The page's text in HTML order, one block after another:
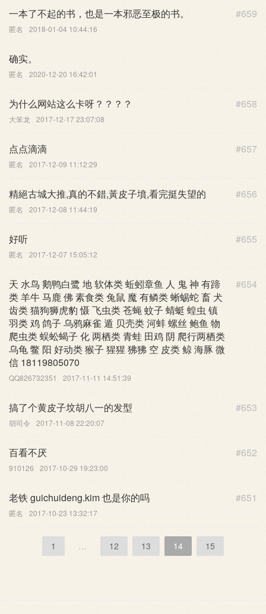
#659
一本了不起的书，也是一本邪恶至极的书。
匿名 2018-01-04 10:44:16
确实。
匿名 2020-12-20 16:42:01
#658
为什么网站这么卡呀？？？？
大笨龙 2017-12-17 23:07:08
#657
点点滴滴
匿名 2017-12-09 11:12:29
#656
精絕古城大推,真的不錯,黃皮子墳,看完挺失望的
匿名 2017-12-08 11:44:19
#655
好听
匿名 2017-12-07 15:05:12
#654
天 水鸟 鹅鸭白鹭 地 软体类 蚯蚓章鱼 人 鬼 神 有蹄
类 羊牛 马鹿 佛 素食类 兔鼠 魔 有鳞类 蜥蜴蛇 畜 犬
齿类 猫狗狮虎豹 慑 飞虫类 苍蝇 蚊子 蜻蜓 蝗虫 镇
羽类 鸡 鸽子 乌鸦麻雀 遁 贝壳类 河蚌 螺丝 鲍鱼 物
爬虫类 蜈蚣蝎子 化 两栖类 青蛙 田鸡 阴 爬行两栖类
乌龟 鳖 阳 好动类 猴子 猩猩 狒狒 空 皮类 鲸 海豚 微
信 18119805070
QQ826732351 2017-11-11 14:51:39
#653
搞了个黄皮子坟胡八一的发型
胡司令 2017-11-08 22:20:07
#652
百看不厌
910126 2017-10-29 19:23:00
#651
老铁 guichuideng.kim 也是你的吗
匿名 2017-10-23 13:32:17
1 … 12 13 14 15